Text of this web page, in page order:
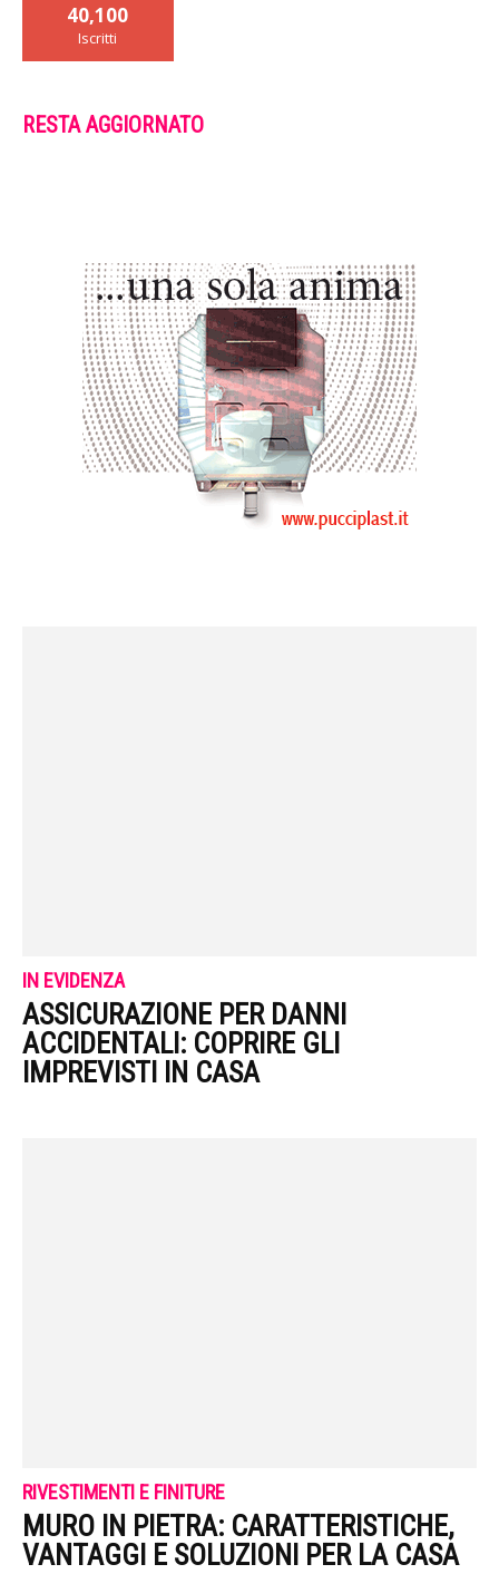
40,100
Iscritti
RESTA AGGIORNATO
IN EVIDENZA
ASSICURAZIONE PER DANNI
ACCIDENTALI: COPRIRE GLI
IMPREVISTI IN CASA
RIVESTIMENTI E FINITURE
MURO IN PIETRA: CARATTERISTICHE,
VANTAGGI E SOLUZIONI PER LA CASA